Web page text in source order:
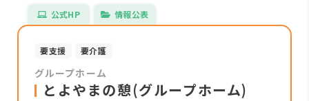
公式HP 情報公表
要支援 要介護
グループホーム
とよやまの憩(グループホーム)